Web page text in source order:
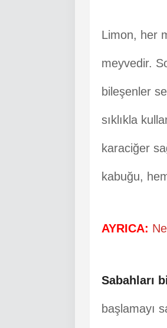
Limon, her
meyvedir.
bileşenler
sıklıkla
karaciğer
kabuğu,
AYRICA:
Sabahları
başlamayı